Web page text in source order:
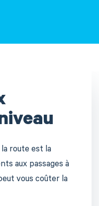
route est la
aux passages à
vous coûter la